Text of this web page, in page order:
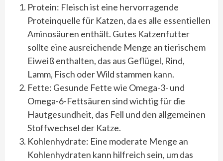
Protein: Fleisch ist eine hervorragende
Proteinquelle für Katzen, da es alle essentiellen
Aminosäuren enthält. Gutes Katzenfutter
sollte eine ausreichende Menge an tierischem
Eiweiß enthalten, das aus Geflügel, Rind,
Lamm, Fisch oder Wild stammen kann.
Fette: Gesunde Fette wie Omega-3- und
Omega-6-Fettsäuren sind wichtig für die
Hautgesundheit, das Fell und den allgemeinen
Stoffwechsel der Katze.
Kohlenhydrate: Eine moderate Menge an
Kohlenhydraten kann hilfreich sein, um das